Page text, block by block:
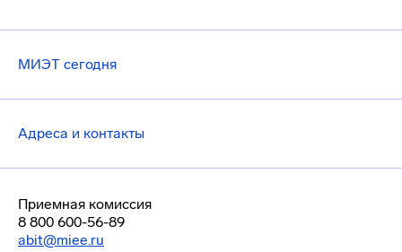
МИЭТ сегодня
Адреса и контакты
Приемная комиссия
8 800 600-56-89
abit@miee.ru